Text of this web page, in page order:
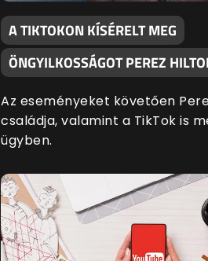
A TIKTOKON KÍSÉRELT MEG
ÖNGYILKOSSÁGOT PEREZ
Az eseményeket követően
családja, valamint a TikTok is
ügyben.